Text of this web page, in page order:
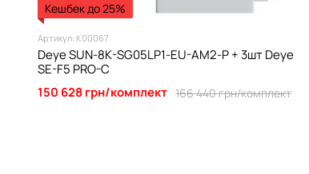
Кешбек до 25%
Артикул: К00067
Deye SUN-8K-SG05LP1-EU-AM2-P + 3шт Deye
SE-F5 PRO-C
166 440 грн/комплект
150 628 грн/комплект